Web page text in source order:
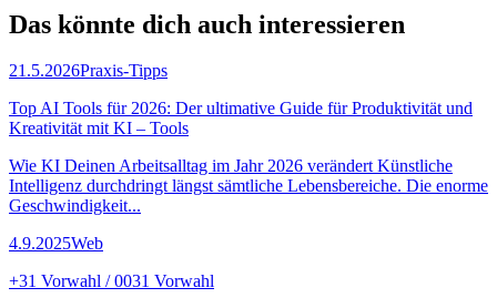
Das könnte dich auch interessieren
21.5.2026Praxis-Tipps
Top AI Tools für 2026: Der ultimative Guide für Produktivität und
Kreativität mit KI – Tools
Wie KI Deinen Arbeitsalltag im Jahr 2026 verändert Künstliche
Intelligenz durchdringt längst sämtliche Lebensbereiche. Die enorme
Geschwindigkeit...
4.9.2025Web
+31 Vorwahl / 0031 Vorwahl